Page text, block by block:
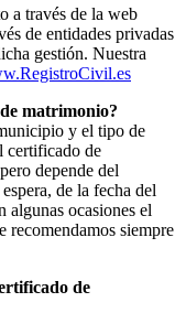
a través de la web
de entidades privadas
gestión. Nuestra
matrimonio?
y el tipo de
certificado de
depende del
de la fecha del
algunas ocasiones el
recomendamos siempre
de